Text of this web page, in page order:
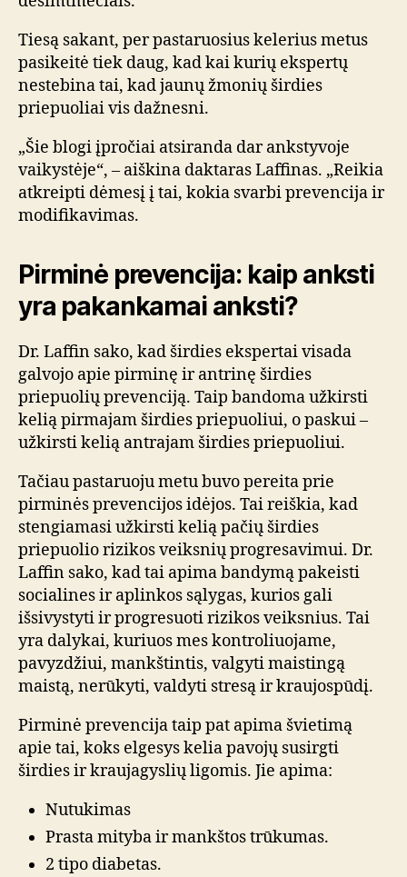
Tiesą sakant, per pastaruosius kelerius metus
pasikeitė tiek daug, kad kai kurių ekspertų
nestebina tai, kad jaunų žmonių širdies
priepuoliai vis dažnesni.
„Šie blogi įpročiai atsiranda dar ankstyvoje
vaikystėje“, – aiškina daktaras Laffinas. „Reikia
atkreipti dėmesį į tai, kokia svarbi prevencija ir
modifikavimas.
Pirminė prevencija: kaip anksti
yra pakankamai anksti?
Dr. Laffin sako, kad širdies ekspertai visada
galvojo apie pirminę ir antrinę širdies
priepuolių prevenciją. Taip bandoma užkirsti
kelią pirmajam širdies priepuoliui, o paskui –
užkirsti kelią antrajam širdies priepuoliui.
Tačiau pastaruoju metu buvo pereita prie
pirminės prevencijos idėjos. Tai reiškia, kad
stengiamasi užkirsti kelią pačių širdies
priepuolio rizikos veiksnių progresavimui. Dr.
Laffin sako, kad tai apima bandymą pakeisti
socialines ir aplinkos sąlygas, kurios gali
išsivystyti ir progresuoti rizikos veiksnius. Tai
yra dalykai, kuriuos mes kontroliuojame,
pavyzdžiui, mankštintis, valgyti maistingą
maistą, nerūkyti, valdyti stresą ir kraujospūdį.
Pirminė prevencija taip pat apima švietimą
apie tai, koks elgesys kelia pavojų susirgti
širdies ir kraujagyslių ligomis. Jie apima:
Nutukimas
Prasta mityba ir mankštos trūkumas.
2 tipo diabetas.